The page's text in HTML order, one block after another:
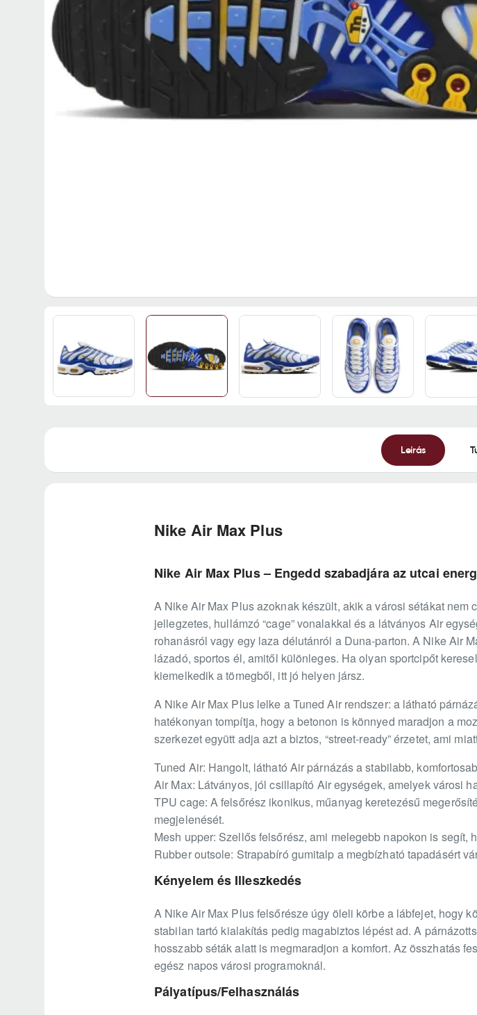
Leírás
Nike Air Max Plus
Nike Air Max Plus – Engedd szabadjára az utcai
A Nike Air Max Plus azoknak készült, akik a városi sétákat
jellegzetes, hullámzó “cage” vonalakkal és a látványos Air
rohanásról vagy egy laza délutánról a Duna-parton. A Nike Air
lázadó, sportos él, amitől különleges. Ha olyan sportcipőt
kiemelkedik a tömegből, itt jó helyen jársz.
A Nike Air Max Plus lelke a Tuned Air rendszer: a látható
hatékonyan tompítja, hogy a betonon is könnyed maradjon a
szerkezet együtt adja azt a biztos, “street-ready” érzetet, ami
Tuned Air: Hangolt, látható Air párnázás a stabilabb,
Air Max: Látványos, jól csillapító Air egységek, amelyek városi
TPU cage: A felsőrész ikonikus, műanyag keretezésű
megjelenését.
Mesh upper: Szellős felsőrész, ami melegebb napokon is segít,
Rubber outsole: Strapabíró gumitalp a megbízható tapadásért
Kényelem és Illeszkedés
A Nike Air Max Plus felsőrésze úgy öleli körbe a lábfejet, hogy
stabilan tartó kialakítás pedig magabiztos lépést ad. A
hosszabb séták alatt is megmaradjon a komfort. Az összhatás
egész napos városi programoknál.
Pályatípus/Felhasználás